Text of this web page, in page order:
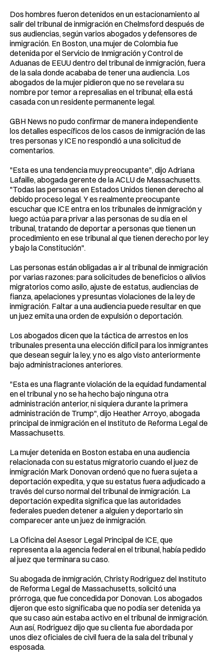
Dos hombres fueron detenidos en un estacionamiento al
salir del tribunal de inmigración en Chelmsford después de
sus audiencias, según varios abogados y defensores de
inmigración. En Boston, una mujer de Colombia fue
detenida por el Servicio de Inmigración y Control de
Aduanas de EEUU dentro del tribunal de inmigración, fuera
de la sala donde acababa de tener una audiencia. Los
abogados de la mujer pidieron que no se revelara su
nombre por temor a represalias en el tribunal; ella está
casada con un residente permanente legal.
GBH News no pudo confirmar de manera independiente
los detalles específicos de los casos de inmigración de las
tres personas y ICE no respondió a una solicitud de
comentarios.
"Esta es una tendencia muy preocupante", dijo Adriana
Lafaille, abogada gerente de la ACLU de Massachusetts.
"Todas las personas en Estados Unidos tienen derecho al
debido proceso legal. Y es realmente preocupante
escuchar que ICE entra en los tribunales de inmigración y
luego actúa para privar a las personas de su día en el
tribunal, tratando de deportar a personas que tienen un
procedimiento en ese tribunal al que tienen derecho por ley
y bajo la Constitución".
Las personas están obligadas a ir al tribunal de inmigración
por varias razones: para solicitudes de beneficios o alivios
migratorios como asilo, ajuste de estatus, audiencias de
fianza, apelaciones y presuntas violaciones de la ley de
inmigración. Faltar a una audiencia puede resultar en que
un juez emita una orden de expulsión o deportación.
Los abogados dicen que la táctica de arrestos en los
tribunales presenta una elección difícil para los inmigrantes
que desean seguir la ley, y no es algo visto anteriormente
bajo administraciones anteriores.
"Esta es una flagrante violación de la equidad fundamental
en el tribunal y no se ha hecho bajo ninguna otra
administración anterior, ni siquiera durante la primera
administración de Trump", dijo Heather Arroyo, abogada
principal de inmigración en el Instituto de Reforma Legal de
Massachusetts.
La mujer detenida en Boston estaba en una audiencia
relacionada con su estatus migratorio cuando el juez de
inmigración Mark Donovan ordenó que no fuera sujeta a
deportación expedita, y que su estatus fuera adjudicado a
través del curso normal del tribunal de inmigración. La
deportación expedita significa que las autoridades
federales pueden detener a alguien y deportarlo sin
comparecer ante un juez de inmigración.
La Oficina del Asesor Legal Principal de ICE, que
representa a la agencia federal en el tribunal, había pedido
al juez que terminara su caso.
Su abogada de inmigración, Christy Rodriguez del Instituto
de Reforma Legal de Massachusetts, solicitó una
prórroga, que fue concedida por Donovan. Los abogados
dijeron que esto significaba que no podía ser detenida ya
que su caso aún estaba activo en el tribunal de inmigración.
Aun así, Rodriguez dijo que su clienta fue abordada por
unos diez oficiales de civil fuera de la sala del tribunal y
esposada.